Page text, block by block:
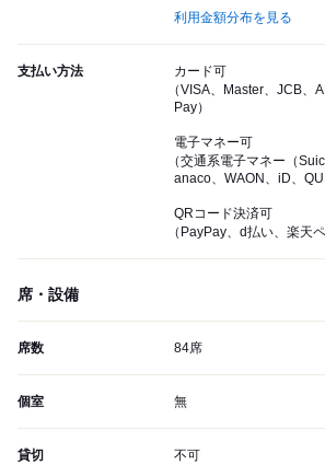
利用金額分布を見る
支払い方法
カード可
（VISA、Master、JCB
Pay）
電子マネー可
（交通系電子マネー（
anaco、WAON、iD、
QRコード決済可
（PayPay、d払い、楽天
席・設備
席数 84席
個室 無
貸切 不可